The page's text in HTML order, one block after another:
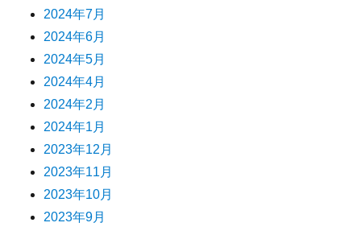
2024年7月
2024年6月
2024年5月
2024年4月
2024年2月
2024年1月
2023年12月
2023年11月
2023年10月
2023年9月